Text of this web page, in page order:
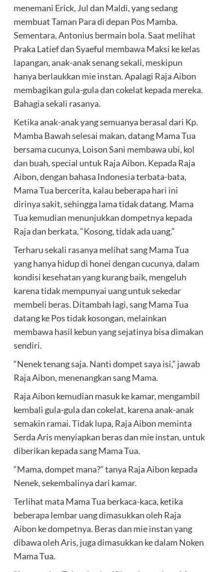
menemani Erick, Jul dan Maldi, yang sedang
membuat Taman Para di depan Pos Mamba.
Sementara, Antonius bermain bola. Saat melihat
Praka Latief dan Syaeful membawa Maksi ke kelas
lapangan, anak-anak senang sekali, meskipun
hanya berlaukkan mie instan. Apalagi Raja Aibon
membagikan gula-gula dan cokelat kepada mereka.
Bahagia sekali rasanya.
Ketika anak-anak yang semuanya berasal dari Kp.
Mamba Bawah selesai makan, datang Mama Tua
bersama cucunya, Loison Sani membawa ubi, kol
dan buah, special untuk Raja Aibon. Kepada Raja
Aibon, dengan bahasa Indonesia terbata-bata,
Mama Tua bercerita, kalau beberapa hari ini
dirinya sakit, sehingga lama tidak datang. Mama
Tua kemudian menunjukkan dompetnya kepada
Raja dan berkata, “Kosong, tidak ada uang.”
Terharu sekali rasanya melihat sang Mama Tua
yang hanya hidup di honei dengan cucunya, dalam
kondisi kesehatan yang kurang baik, mengeluh
karena tidak mempunyai uang untuk sekedar
membeli beras. Ditambah lagi, sang Mama Tua
datang ke Pos tidak kosongan, melainkan
membawa hasil kebun yang sejatinya bisa dimakan
sendiri.
“Nenek tenang saja. Nanti dompet saya isi,” jawab
Raja Aibon, menenangkan sang Mama.
Raja Aibon kemudian masuk ke kamar, mengambil
kembali gula-gula dan cokelat, karena anak-anak
semakin ramai. Tidak lupa, Raja Aibon meminta
Serda Aris menyiapkan beras dan mie instan, untuk
diberikan kepada sang Mama Tua.
“Mama, dompet mana?” tanya Raja Aibon kepada
Nenek, sekembalinya dari kamar.
Terlihat mata Mama Tua berkaca-kaca, ketika
beberapa lembar uang dimasukkan oleh Raja
Aibon ke dompetnya. Beras dan mie instan yang
dibawa oleh Aris, juga dimasukkan ke dalam Noken
Mama Tua.